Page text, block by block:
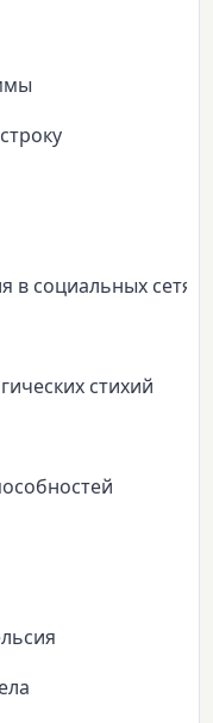
социальных сетях
стихий